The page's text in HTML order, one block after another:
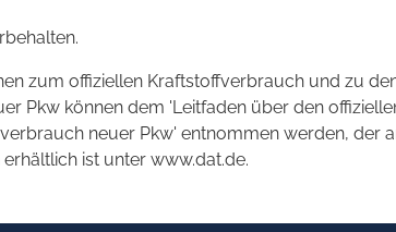
zum offiziellen Kraftstoffverbrauch und zu
Pkw können dem 'Leitfaden über den
neuer Pkw' entnommen werden, der
ist unter www.dat.de.